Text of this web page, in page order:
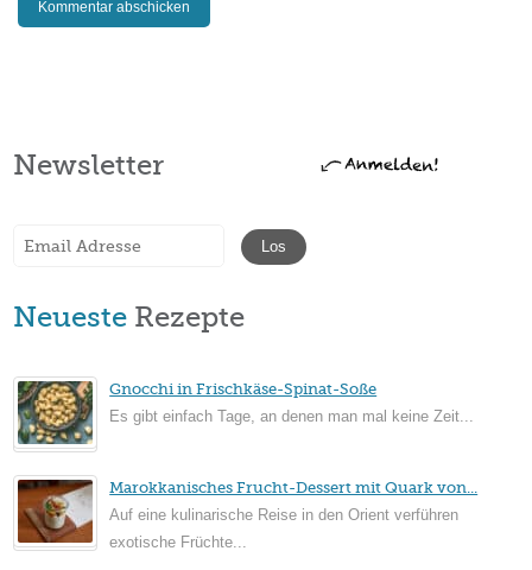
Newsletter
Neueste Rezepte
Gnocchi in Frischkäse-Spinat-Soße
Es gibt einfach Tage, an denen man mal keine Zeit...
Marokkanisches Frucht-Dessert mit Quark von...
Auf eine kulinarische Reise in den Orient verführen
exotische Früchte...